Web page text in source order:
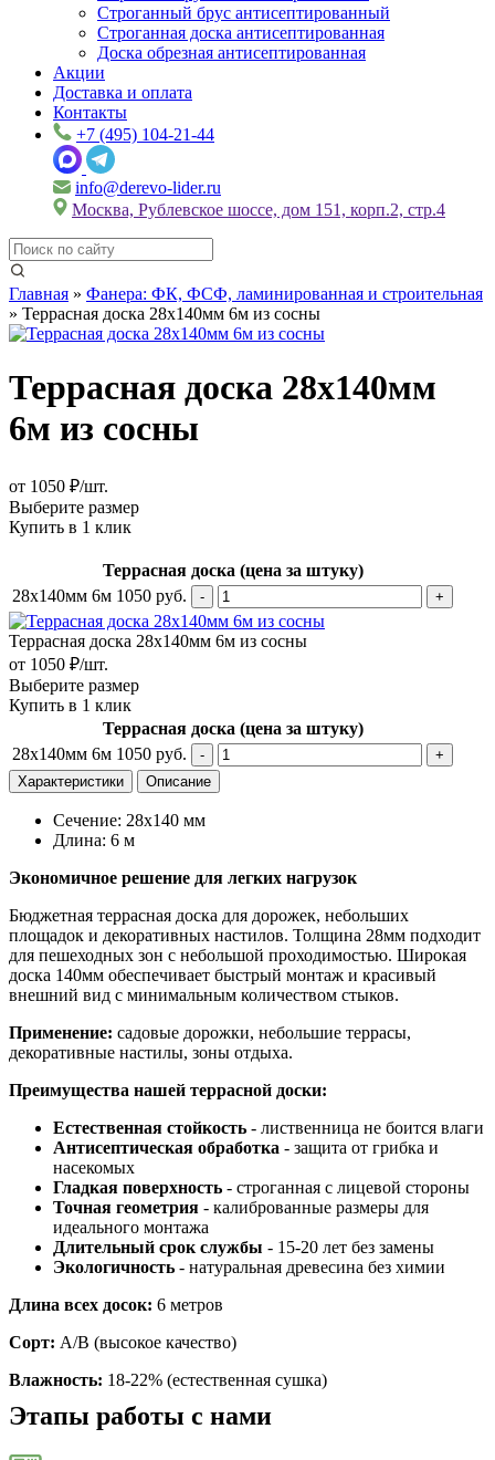
Строганный брус антисептированный
Строганная доска антисептированная
Доска обрезная антисептированная
Акции
Доставка и оплата
Контакты
+7 (495) 104-21-44
info@derevo-lider.ru
Москва, Рублевское шоссе, дом 151, корп.2, стр.4
Главная » Фанера: ФК, ФСФ, ламинированная и строительная
» Террасная доска 28х140мм 6м из сосны
Террасная доска 28х140мм
6м из сосны
от 1050 ₽/шт.
Выберите размер
Купить в 1 клик
Террасная доска (цена за штуку)
28х140мм 6м 1050 руб.
Террасная доска 28х140мм 6м из сосны
от 1050 ₽/шт.
Выберите размер
Купить в 1 клик
Террасная доска (цена за штуку)
28х140мм 6м 1050 руб.
Характеристики Описание
Сечение: 28х140 мм
Длина: 6 м
Экономичное решение для легких нагрузок
Бюджетная террасная доска для дорожек, небольших
площадок и декоративных настилов. Толщина 28мм подходит
для пешеходных зон с небольшой проходимостью. Широкая
доска 140мм обеспечивает быстрый монтаж и красивый
внешний вид с минимальным количеством стыков.
Применение: садовые дорожки, небольшие террасы,
декоративные настилы, зоны отдыха.
Преимущества нашей террасной доски:
Естественная стойкость - лиственница не боится влаги
Антисептическая обработка - защита от грибка и
насекомых
Гладкая поверхность - строганная с лицевой стороны
Точная геометрия - калиброванные размеры для
идеального монтажа
Длительный срок службы - 15-20 лет без замены
Экологичность - натуральная древесина без химии
Длина всех досок: 6 метров
Сорт: А/В (высокое качество)
Влажность: 18-22% (естественная сушка)
Этапы работы с нами